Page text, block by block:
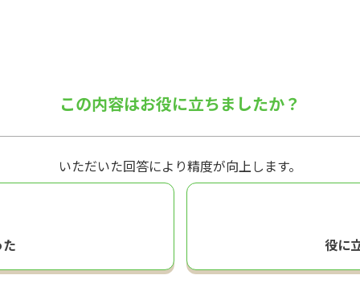
この内容はお役に立ちましたか？
いただいた回答により精度が向上します。
役に